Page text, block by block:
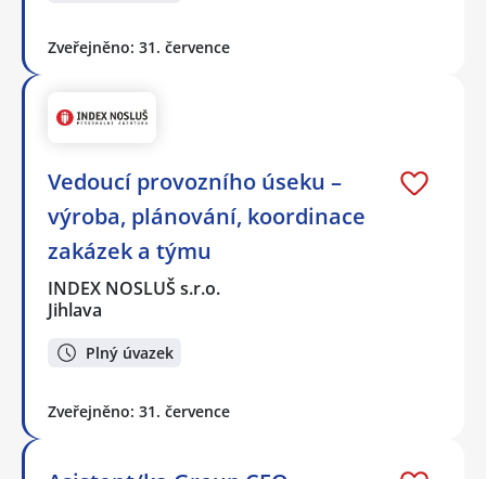
Zveřejněno: 31. července
Vedoucí provozního úseku –
výroba, plánování, koordinace
zakázek a týmu
INDEX NOSLUŠ s.r.o.
Jihlava
Plný úvazek
Zveřejněno: 31. července